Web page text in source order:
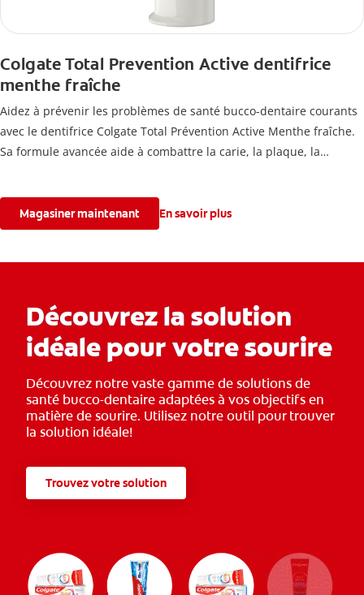
Colgate Total Prevention Active dentifrice
menthe fraîche
Aidez à prévenir les problèmes de santé bucco-dentaire courants
avec le dentifrice Colgate Total Prévention Active Menthe fraîche.
Sa formule avancée aide à combattre la carie, la plaque, la
fraîche.
Magasiner maintenant En savoir plus
Découvrez la solution
idéale pour votre sourire
Découvrez notre vaste gamme de solutions de
santé bucco-dentaire adaptées à vos objectifs en
matière de sourire. Utilisez notre outil pour trouver
la solution idéale!
Trouvez votre solution